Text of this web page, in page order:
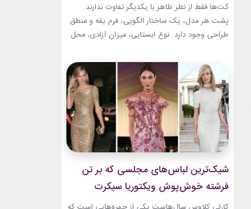
کت‌ها فقط از نظر ظاهر با یکدیگر تفاوت ندارند.
پشت هر مدل، یک ساختار الگویی، فرم یقه و منطق
طراحی وجود دارد. نوع ایستایی، میزان آزادی، محل
کت را مشخص می‌کند. یک بلیزر حس رسمی و
شهری دارد، اما یک کت رپ یا اورسایز می‌تواند آزادی
و...
شیک‌ترین لباس‌های مجلسی که بر تن
فرشته خوش‌پوش ویکتوریا سیکرت
دیده‌ایم!